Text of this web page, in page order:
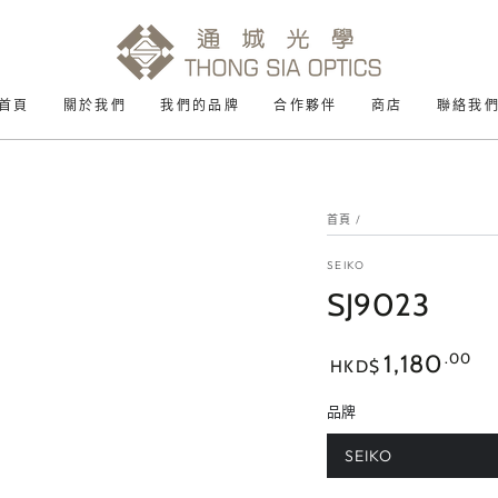
頁 關於我們 我們的品牌 合作夥伴 商店 聯絡我
首頁 /
SEIKO
SJ9023
正
價
HKD$ 1,180.00
品牌
SEIKO